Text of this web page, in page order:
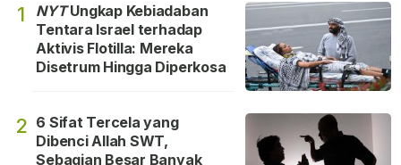
1 NYTUngkap Kebiadaban
Tentara Israel terhadap
Aktivis Flotilla: Mereka
Disetrum Hingga Diperkosa
2 6 Sifat Tercela yang
Dibenci Allah SWT,
Sebagian Besar Banyak